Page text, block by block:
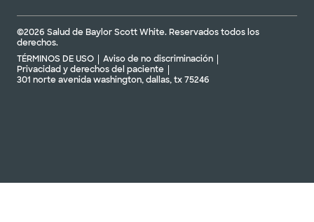
©2026 Salud de Baylor Scott White. Reservados todos los
derechos.
TÉRMINOS DE USO
Aviso de no discriminación
Privacidad y derechos del paciente
301 norte avenida washington, dallas, tx 75246